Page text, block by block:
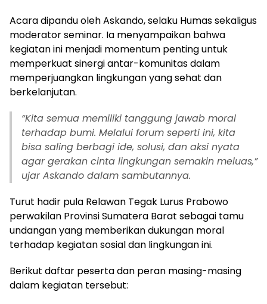
Acara dipandu oleh Askando, selaku Humas sekaligus
moderator seminar. Ia menyampaikan bahwa
kegiatan ini menjadi momentum penting untuk
memperkuat sinergi antar-komunitas dalam
memperjuangkan lingkungan yang sehat dan
berkelanjutan.
“Kita semua memiliki tanggung jawab moral
terhadap bumi. Melalui forum seperti ini, kita
bisa saling berbagi ide, solusi, dan aksi nyata
agar gerakan cinta lingkungan semakin meluas,”
ujar Askando dalam sambutannya.
Turut hadir pula Relawan Tegak Lurus Prabowo
perwakilan Provinsi Sumatera Barat sebagai tamu
undangan yang memberikan dukungan moral
terhadap kegiatan sosial dan lingkungan ini.
Berikut daftar peserta dan peran masing-masing
dalam kegiatan tersebut: